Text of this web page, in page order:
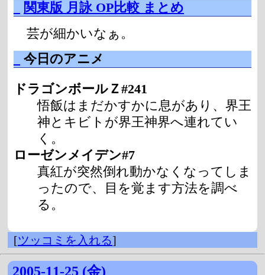
関東版 月詠 OP比較 まとめ
芸が細かいなぁ。
今日のアニメ
ドラゴンボールＺ#241
悟飯はまだかすかに息があり、界王
神とキビトが界王神界へ連れてい
く。
ローゼンメイデン#7
真紅が突然倒れ動かなくなってしま
ったので、目を覚ます方法を調べ
る。
[ツッコミを入れる]
2005-11-25 (金)